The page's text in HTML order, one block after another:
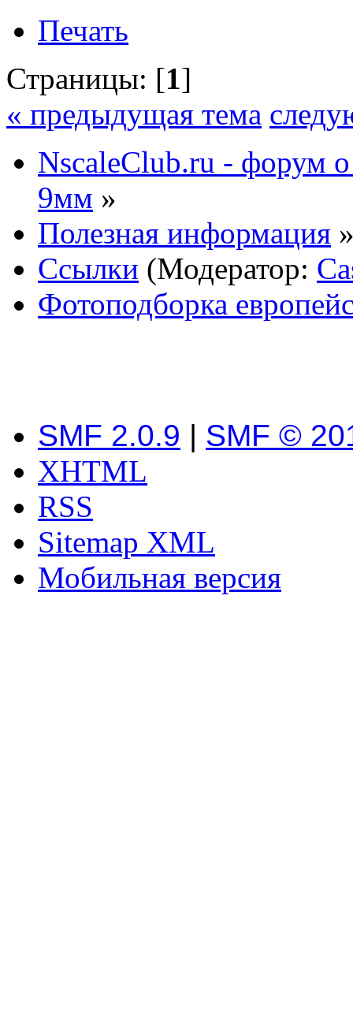
Печать
Страницы: [1]
« предыдущая тема
NscaleClub.ru - форум
9мм »
Полезная информация
Ссылки (Модератор:
Фотоподборка
SMF 2.0.9 | SMF ©
XHTML
RSS
Sitemap XML
Мобильная версия